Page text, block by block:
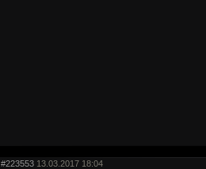
#223553 13.03.2017 18:04